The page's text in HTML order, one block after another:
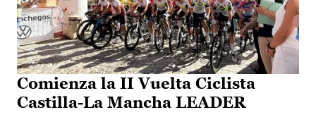
Comienza la II Vuelta Ciclista
Castilla-La Mancha LEADER